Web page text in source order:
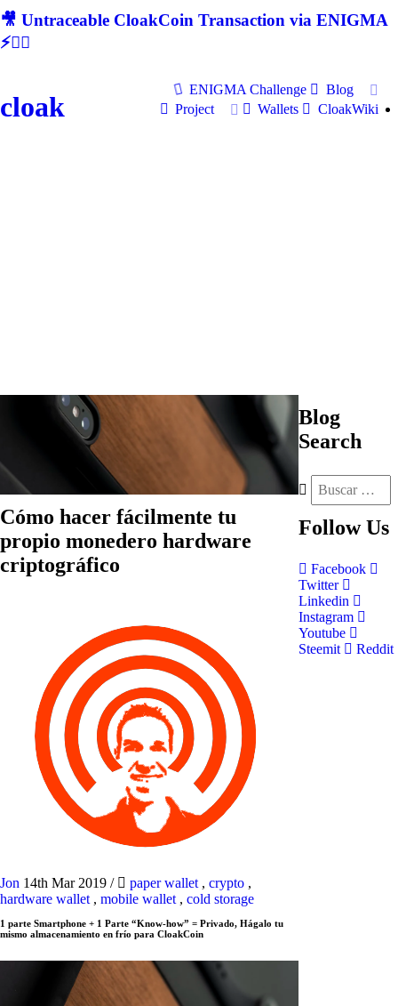
🎥 Untraceable CloakCoin Transaction via ENIGMA
⚡🕵‍♂
cloak
ENIGMA Challenge
Blog
Project
Wallets CloakWiki
Cómo hacer fácilmente tu
propio monedero hardware
criptográfico
Jon 14th Mar 2019 / paper wallet , crypto ,
hardware wallet , mobile wallet , cold storage
1 parte Smartphone + 1 Parte “Know-how” = Privado, Hágalo tu
mismo almacenamiento en frío para CloakCoin
Blog
Search
Follow Us
Facebook
Twitter
Linkedin
Instagram
Youtube
Steemit
Reddit